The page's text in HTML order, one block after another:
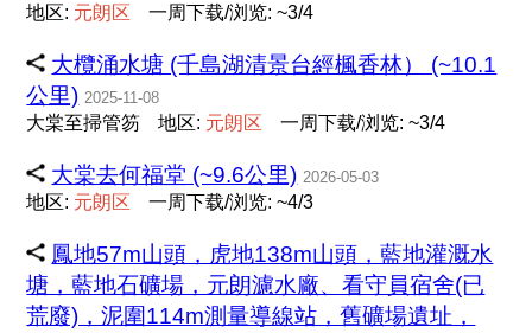
地区: 元朗 区 一周下载/浏览: ~3/4
大欖涌水塘 (千島湖清景台經楓香林） (~10.1
公里) 2025-11-08
大棠至掃管笏 地区: 元朗 区 一周下载/浏览: ~3/4
大棠去何福堂 (~9.6公里) 2026-05-03
地区: 元朗 区 一周下载/浏览: ~4/3
鳳地57m山頭，虎地138m山頭，藍地灌溉水
塘，藍地石礦場，元朗濾水廠、看守員宿舍(已
荒廢)，泥圍114m測量導線站，舊礦場遺址，